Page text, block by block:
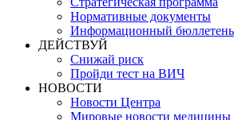
Нормативные документы
Информационный бюллетень
ДЕЙСТВУЙ
Снижай риск
Пройди тест на ВИЧ
НОВОСТИ
Новости Центра
Мировые новости медицины